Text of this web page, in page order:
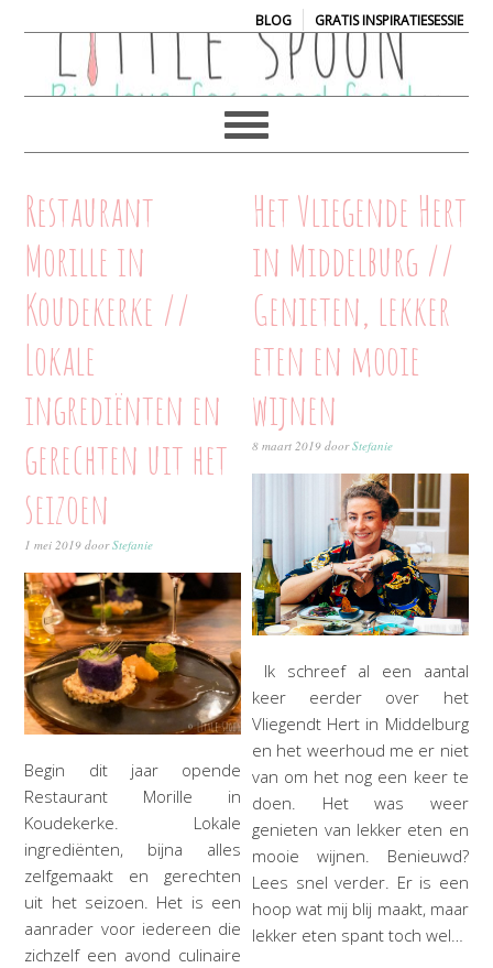
BLOG| GRATIS INSPIRATIESESSIE
Restaurant
Morille in
Koudekerke //
Lokale
ingrediënten en
gerechten uit het
seizoen
1 mei 2019 doorStefanie
Begin dit jaar opende
Restaurant Morille in
Koudekerke. Lokale
ingrediënten, bijna alles
zelfgemaakt en gerechten
uit het seizoen. Het is een
aanrader voor iedereen die
zichzelf een avond culinaire
Het Vliegende Hert
in Middelburg //
Genieten, lekker
eten en mooie
wijnen
8 maart 2019 doorStefanie
Ik schreef al een aantal
keer eerder over het
Vliegendt Hert in Middelburg
en het weerhoud me er niet
van om het nog een keer te
doen. Het was weer
genieten van lekker eten en
mooie wijnen. Benieuwd?
Lees snel verder. Er is een
hoop wat mij blij maakt, maar
lekker eten spant toch wel…